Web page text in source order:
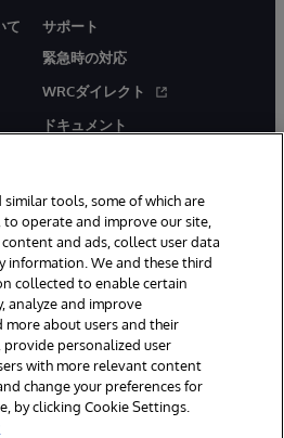
て
サポート
緊急時の対応
WRCダイレクト
ドキュメント
Boston, MA. All Rights
イバシーステートメント
リティ
similar tools, some of which are
operate and improve our site,
and ads, collect user data
information. We and these third
collected to enable certain
analyze and improve
about users and their
personalized user
with more relevant content
change your preferences for
by clicking Cookie Settings.